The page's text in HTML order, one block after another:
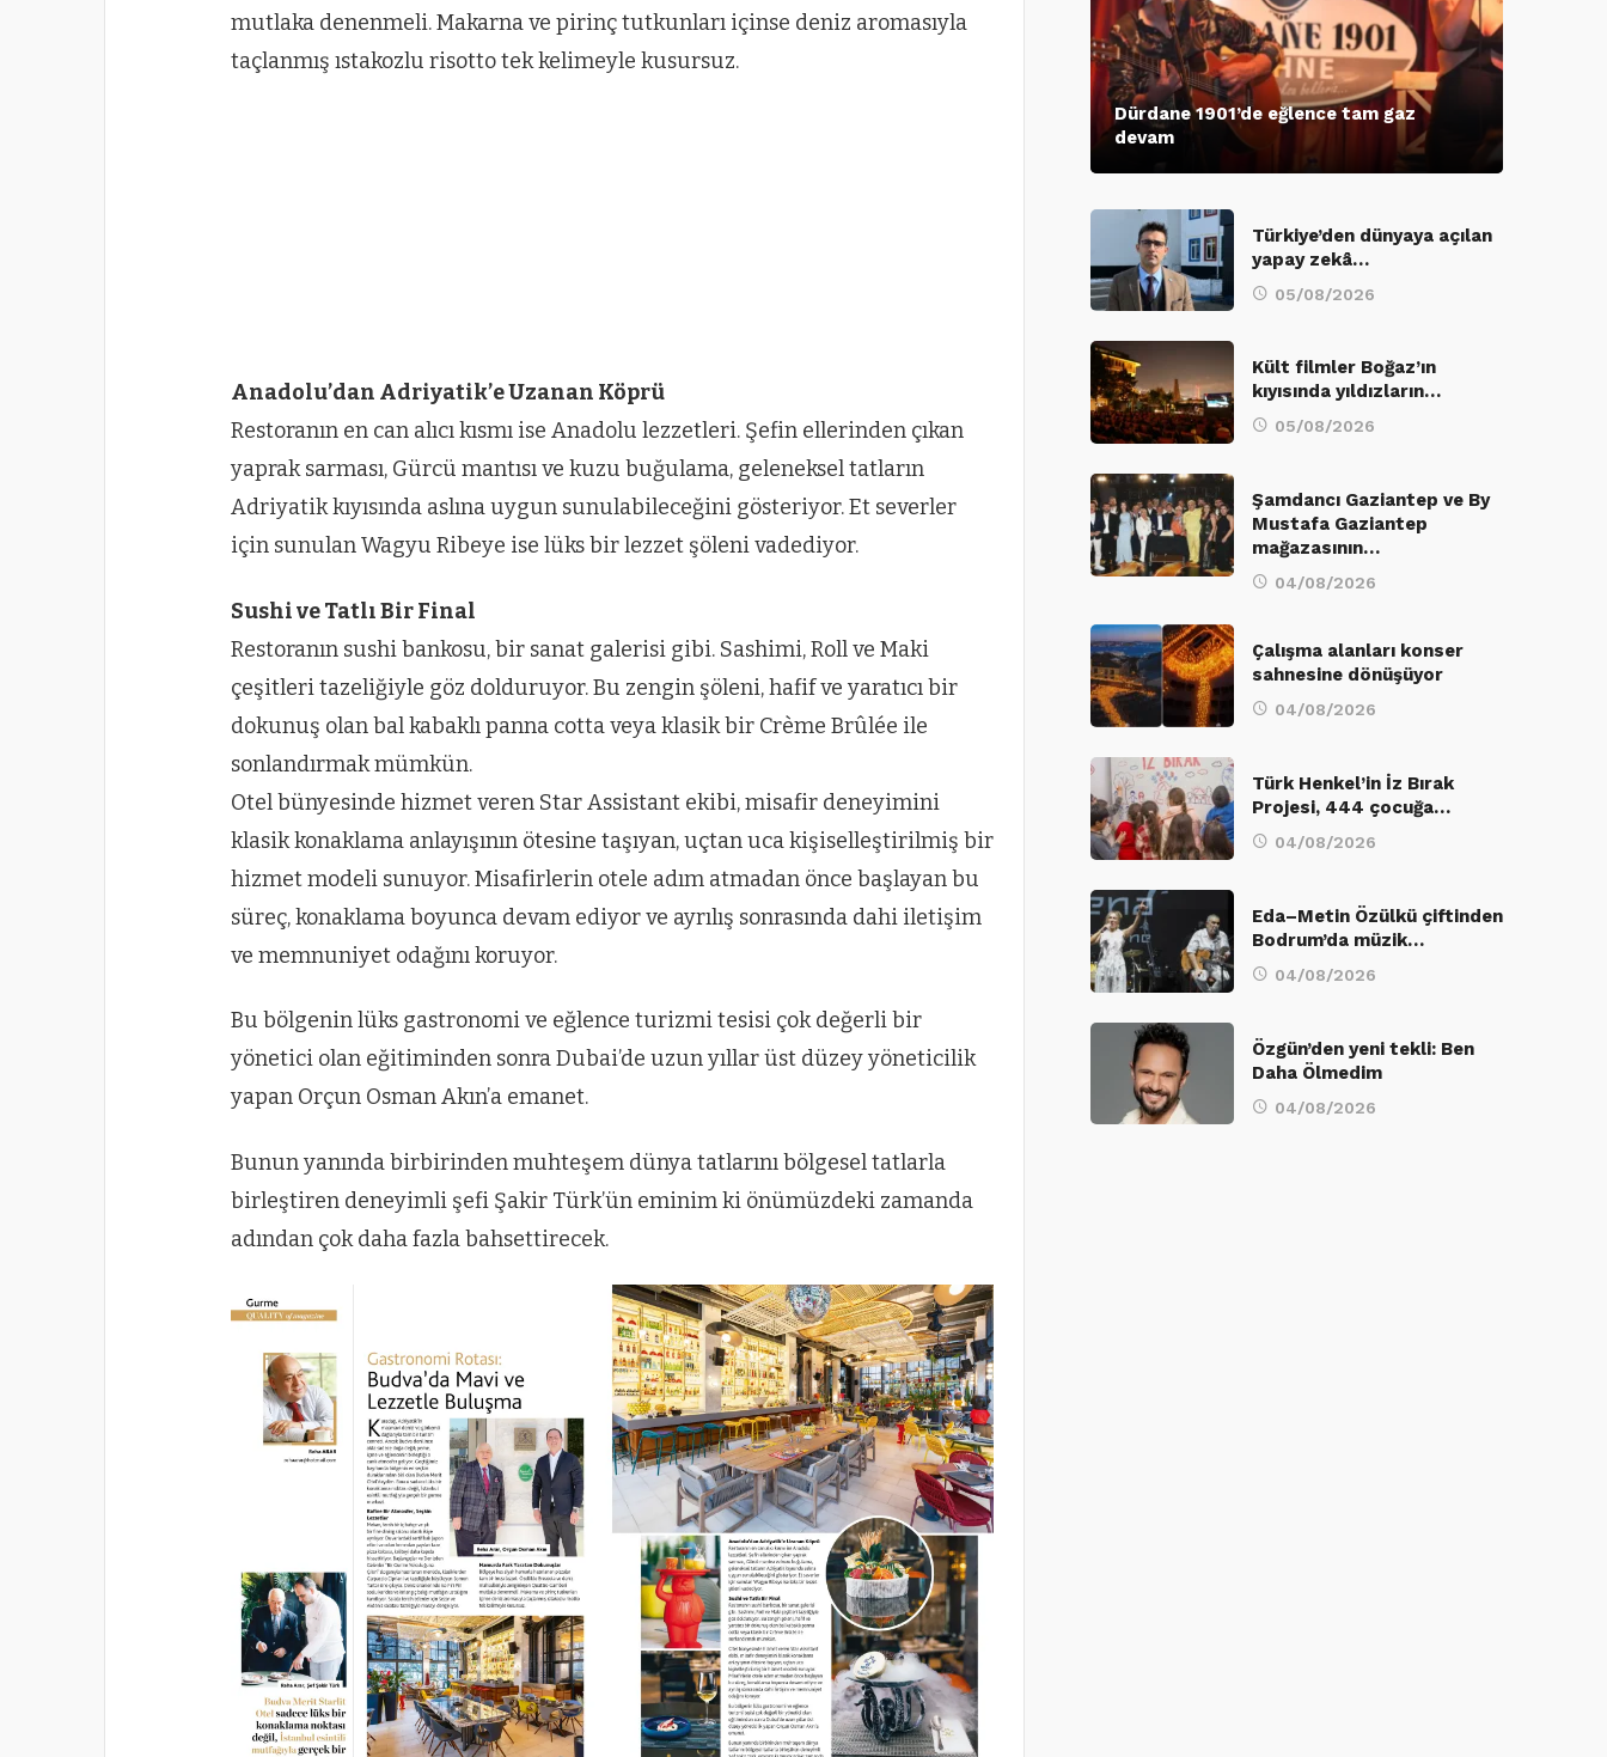
mutlaka denenmeli. Makarna ve pirinç tutkunları içinse deniz aromasıyla
taçlanmış ıstakozlu risotto tek kelimeyle kusursuz.
Anadolu’dan Adriyatik’e Uzanan Köprü
Restoranın en can alıcı kısmı ise Anadolu lezzetleri. Şefin ellerinden çıkan
yaprak sarması, Gürcü mantısı ve kuzu buğulama, geleneksel tatların
Adriyatik kıyısında aslına uygun sunulabileceğini gösteriyor. Et severler
için sunulan Wagyu Ribeye ise lüks bir lezzet şöleni vadediyor.
Sushi ve Tatlı Bir Final
Restoranın sushi bankosu, bir sanat galerisi gibi. Sashimi, Roll ve Maki
çeşitleri tazeliğiyle göz dolduruyor. Bu zengin şöleni, hafif ve yaratıcı bir
dokunuş olan bal kabaklı panna cotta veya klasik bir Crème Brûlée ile
sonlandırmak mümkün.
Otel bünyesinde hizmet veren Star Assistant ekibi, misafir deneyimini
klasik konaklama anlayışının ötesine taşıyan, uçtan uca kişiselleştirilmiş bir
hizmet modeli sunuyor. Misafirlerin otele adım atmadan önce başlayan bu
süreç, konaklama boyunca devam ediyor ve ayrılış sonrasında dahi iletişim
ve memnuniyet odağını koruyor.
Bu bölgenin lüks gastronomi ve eğlence turizmi tesisi çok değerli bir
yönetici olan eğitiminden sonra Dubai’de uzun yıllar üst düzey yöneticilik
yapan Orçun Osman Akın’a emanet.
Bunun yanında birbirinden muhteşem dünya tatlarını bölgesel tatlarla
birleştiren deneyimli şefi Şakir Türk’ün eminim ki önümüzdeki zamanda
adından çok daha fazla bahsettirecek.
Dürdane 1901’de eğlence tam gaz
devam
Türkiye’den dünyaya açılan
yapay zekâ…
05/08/2026
Kült filmler Boğaz’ın
kıyısında yıldızların…
05/08/2026
Şamdancı Gaziantep ve By
Mustafa Gaziantep
mağazasının…
04/08/2026
Çalışma alanları konser
sahnesine dönüşüyor
04/08/2026
Türk Henkel’in İz Bırak
Projesi, 444 çocuğa…
04/08/2026
Eda–Metin Özülkü çiftinden
Bodrum’da müzik…
04/08/2026
Özgün’den yeni tekli: Ben
Daha Ölmedim
04/08/2026